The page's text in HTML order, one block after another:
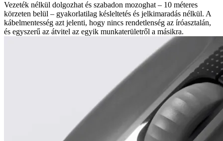
Vezeték nélkül dolgozhat és szabadon mozoghat – 10 méteres
körzeten belül – gyakorlatilag késleltetés és jelkimaradás nélkül. A
kábelmentesség azt jelenti, hogy nincs rendetlenség az íróasztalán,
és egyszerű az átvitel az egyik munkaterületről a másikra.